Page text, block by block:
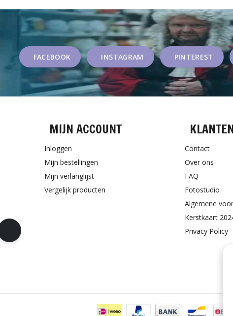
FACEBOOK INSTAGRAM PINTEREST
MIJN ACCOUNT
Inloggen
Mijn bestellingen
Mijn verlanglijst
Vergelijk producten
Contact
Over ons
FAQ
Fotostudio
Algemene
Kerstkaart
Privacy Policy